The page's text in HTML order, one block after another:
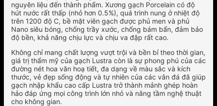
nguyên liệu đến thành phẩm. Xương gạch Porcelain có độ
hút nước rất thấp (nhỏ hơn 0.5%), quá trình nung ở nhiệt độ
trên 1200 độ C, bề mặt viên gạch được phủ men và phủ
Nano siêu bóng, chống trầy xước, chống bám bẩn, đảm bảo
độ bền, khả năng chịu lực và chịu va đập rất cao.
Không chỉ mang chất lượng vượt trội và bền bỉ theo thời gian,
giá trị thẩm mỹ của gạch Lustra còn là sự phong phú của các
đường nét hoa văn hoạ tiết, đa dạng về màu sắc và kích
thước, vẻ đẹp sống động và tự nhiên của các vân đá đã giúp
gạch nhập khẩu cao cấp Lustra trở thành mảnh ghép hoàn
hảo đáp ứng mọi công trình lớn nhỏ và nâng tầm nghệ thuật
cho không gian.